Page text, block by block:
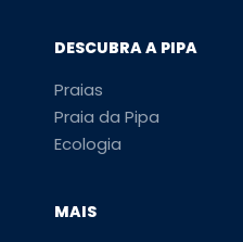
DESCUBRA A PIPA
Praias
Praia da Pipa
Ecologia
MAIS